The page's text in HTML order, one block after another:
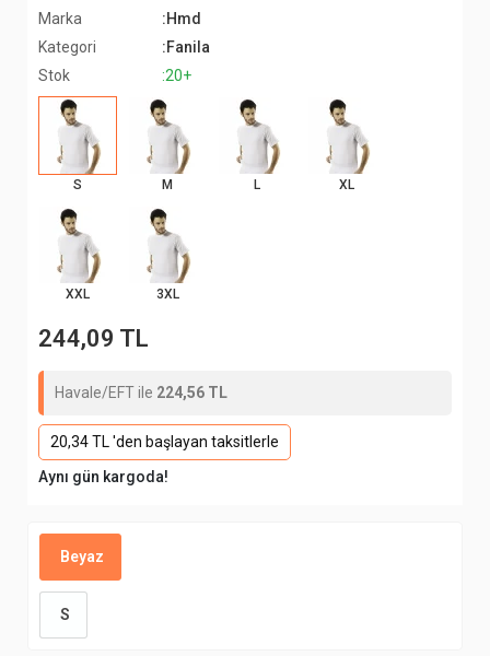
Marka
:Hmd
Kategori
:Fanila
Stok
:20+
S M L XL
XXL 3XL
244,09 TL
Havale/EFT ile 224,56 TL
20,34 TL 'den başlayan taksitlerle
Aynı gün kargoda!
Beyaz
S